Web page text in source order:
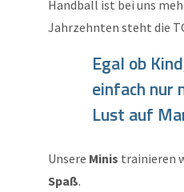
Handball ist bei uns
Jahrzehnten steht die
Egal ob
einfach nur
Lust auf
Unsere Minis trainieren
Spaß.